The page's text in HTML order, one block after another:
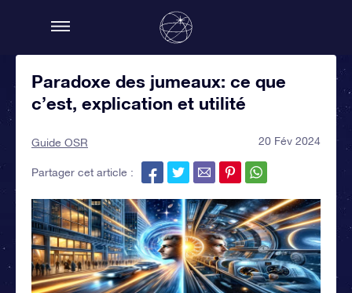
Paradoxe des jumeaux: ce que
c’est, explication et utilité
Guide OSR 20 Fév 2024
Partager cet article :